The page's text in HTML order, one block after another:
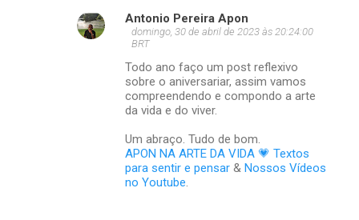
Antonio Pereira Apon
domingo, 30 de abril de 2023 às 20:24:00
BRT
Todo ano faço um post reflexivo
sobre o aniversariar, assim vamos
compreendendo e compondo a arte
da vida e do viver.
Um abraço. Tudo de bom.
APON NA ARTE DA VIDA 💗 Textos
para sentir e pensar & Nossos Vídeos
no Youtube